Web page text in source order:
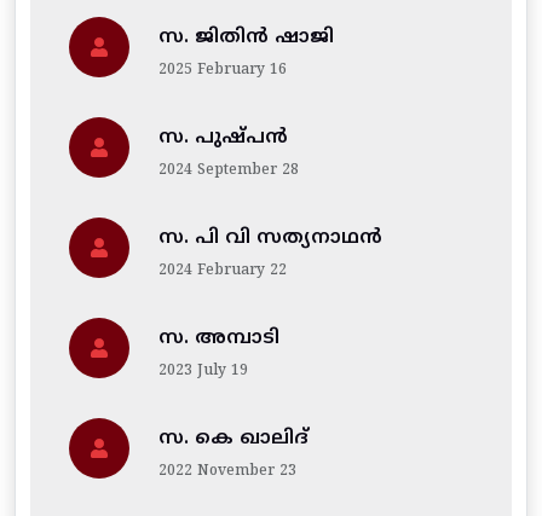
സ. ജിതിന്‍ ഷാജി
2025 February 16
സ. പുഷ്പൻ
2024 September 28
സ. പി വി സത്യനാഥൻ
2024 February 22
സ. അമ്പാടി
2023 July 19
സ. കെ ഖാലിദ്
2022 November 23